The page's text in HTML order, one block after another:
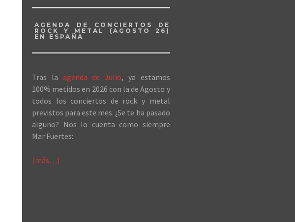
AGENDA DE CONCIERTOS DE
ROCK Y METAL (AGOSTO 26)
EN ESPAÑA
Tras la agenda de Julio, ya estamos
100% metidos en 2026 con la de Agosto y
todos los conciertos de rock y metal
previstos para este mes. ¿Se te ha pasado
alguno? Nos lo cuenta como siempre
Mar Fuertes:
(más…)